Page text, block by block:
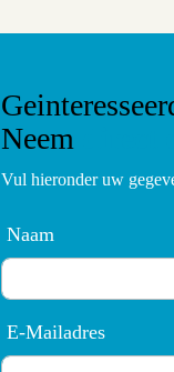
Neem
Vul hieronder uw
Naam
E-Mailadres